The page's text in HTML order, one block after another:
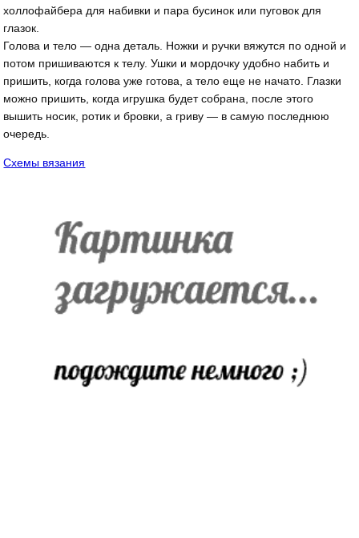
холлофайбера для набивки и пара бусинок или пуговок для
глазок.
Голова и тело — одна деталь. Ножки и ручки вяжутся по одной и
потом пришиваются к телу. Ушки и мордочку удобно набить и
пришить, когда голова уже готова, а тело еще не начато. Глазки
можно пришить, когда игрушка будет собрана, после этого
вышить носик, ротик и бровки, а гриву — в самую последнюю
очередь.
Схемы вязания